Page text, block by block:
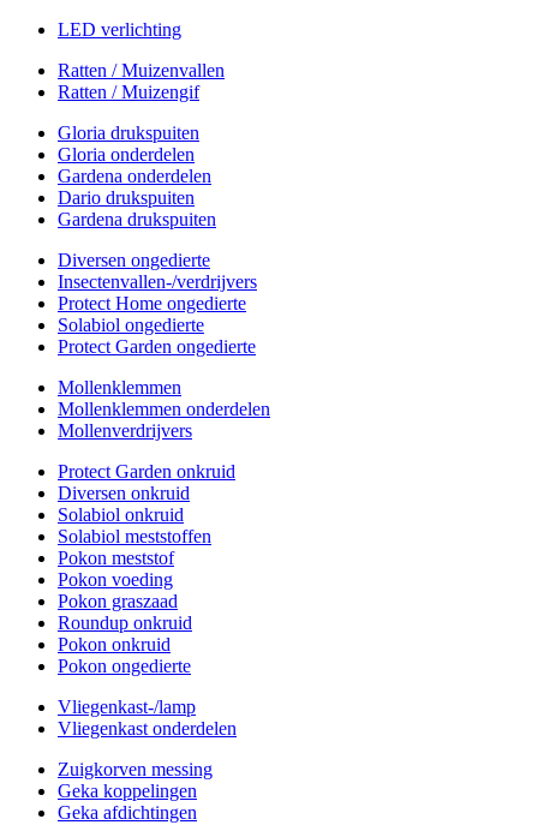
LED verlichting
Ratten / Muizenvallen
Ratten / Muizengif
Gloria drukspuiten
Gloria onderdelen
Gardena onderdelen
Dario drukspuiten
Gardena drukspuiten
Diversen ongedierte
Insectenvallen-/verdrijvers
Protect Home ongedierte
Solabiol ongedierte
Protect Garden ongedierte
Mollenklemmen
Mollenklemmen onderdelen
Mollenverdrijvers
Protect Garden onkruid
Diversen onkruid
Solabiol onkruid
Solabiol meststoffen
Pokon meststof
Pokon voeding
Pokon graszaad
Roundup onkruid
Pokon onkruid
Pokon ongedierte
Vliegenkast-/lamp
Vliegenkast onderdelen
Zuigkorven messing
Geka koppelingen
Geka afdichtingen